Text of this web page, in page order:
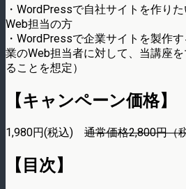
・WordPressで自社サイトを作り
Web担当の方
・WordPressで企業サイトを製作
業のWeb担当者に対して、当講座
ることを想定）
【キャンペーン価格】
1,980円(税込) 通常価格2,800円（
【目次】